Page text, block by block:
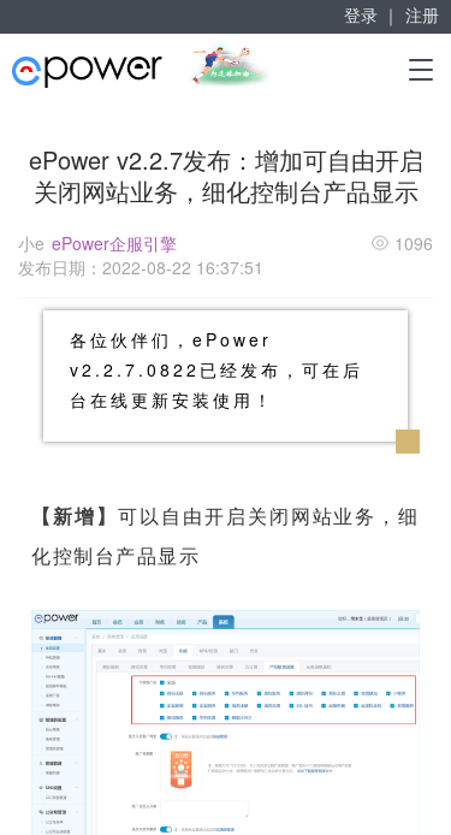
T
l
a
赋能“大众创业”
掘金万亿企业服务市场！
登录 ｜ 注册
ePower v2.2.7发布：增加可自由开启
关闭网站业务，细化控制台产品显示
小e ePower企服引擎
发布日期：2022-08-22 16:37:51
1096
各位伙伴们，ePower
v2.2.7.0822已经发布，可在后
台在线更新安装使用！
【新增】 可以自由开启关闭网站业务，细
化控制台产品显示